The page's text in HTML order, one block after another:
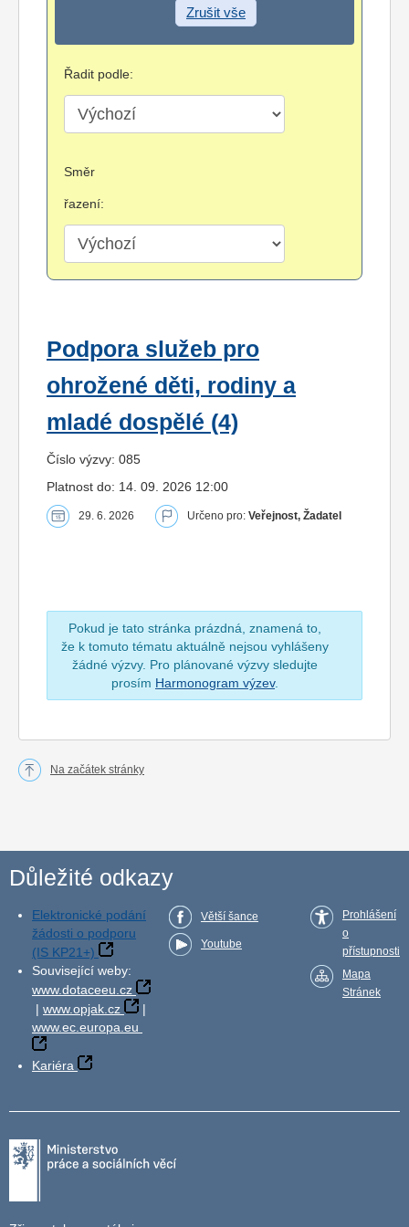
Zrušit vše
Řadit podle:
Směr
řazení:
Podpora služeb pro
ohrožené děti, rodiny a
mladé dospělé (4)
Číslo výzvy: 085
Platnost do: 14. 09. 2026 12:00
29. 6. 2026 Určeno pro: Veřejnost, Žadatel
Pokud je tato stránka prázdná, znamená to,
že k tomuto tématu aktuálně nejsou vyhlášeny
žádné výzvy. Pro plánované výzvy sledujte
prosím Harmonogram výzev.
Na začátek stránky
Důležité odkazy
Elektronické podání
žádosti o podporu
(IS KP21+)
Související weby:
www.dotaceeu.cz
| www.opjak.cz
|
www.ec.europa.eu
Kariéra
Větší šance
Youtube
Prohlášení
o
přístupnosti
Mapa
Stránek